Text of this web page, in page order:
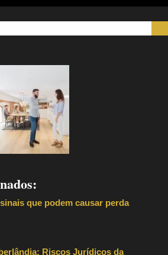
que podem causar perda
Riscos Jurídicos da